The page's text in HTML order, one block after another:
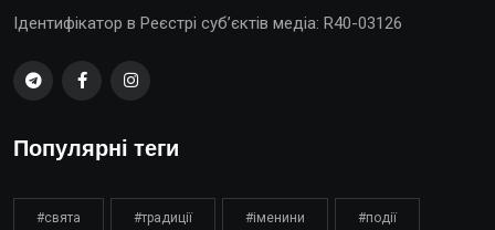
Ідентифікатор в Реєстрі суб’єктів медіа: R40-03126
Популярні теги
#свята #традиції #іменини #події